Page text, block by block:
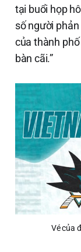
tại buổi họp
số người
của thành
bàn cãi.”
Vé của